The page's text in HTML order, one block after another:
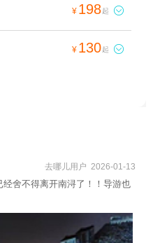
¥ 198起 
¥ 130起 
去哪儿用户 2026-01-13
舍不得离开南浔了！！导游也